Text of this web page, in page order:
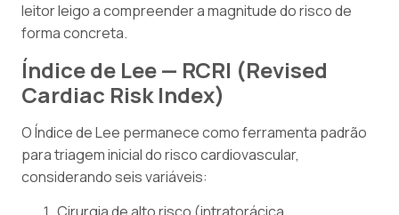
leitor leigo a compreender a magnitude do risco de
forma concreta.
Índice de Lee — RCRI (Revised
Cardiac Risk Index)
O Índice de Lee permanece como ferramenta padrão
para triagem inicial do risco cardiovascular,
considerando seis variáveis: